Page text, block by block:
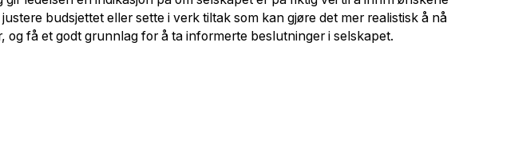
budsjettet eller sette i verk tiltak som kan gjøre det mer realistisk å nå
få et godt grunnlag for å ta informerte beslutninger i selskapet.